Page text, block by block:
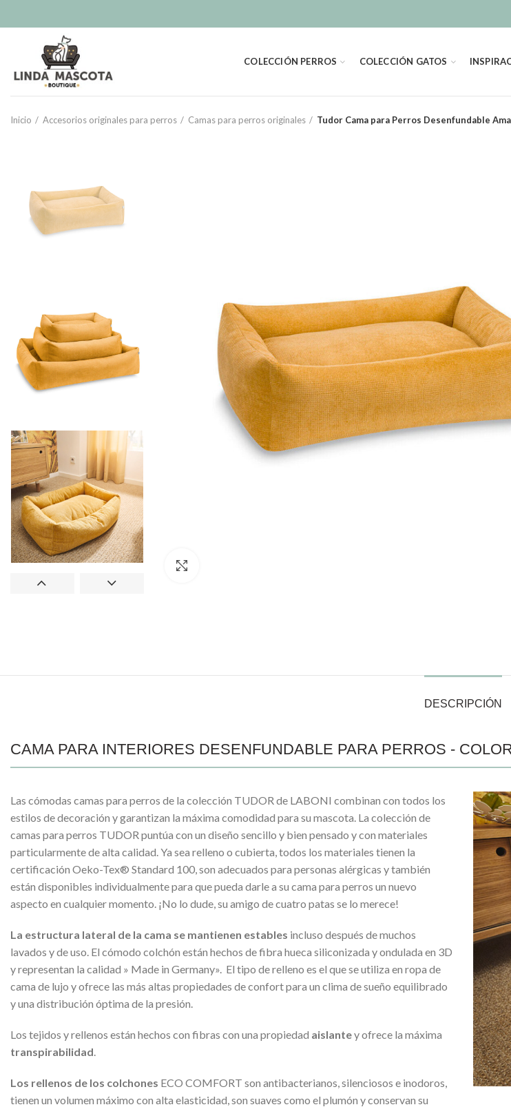
COLECCIÓN PERROS COLECCIÓN GATOS
Inicio Accesorios originales para perros Camas para perros originales Tudor Cama para Perros Desenfundable
DESCRIPCIÓN
CAMA PARA INTERIORES DESENFUNDABLE PARA PERROS -
Las cómodas camas para perros de la colección TUDOR de LABONI combinan con todos los
estilos de decoración y garantizan la máxima comodidad para su mascota. La colección de
camas para perros TUDOR puntúa con un diseño sencillo y bien pensado y con materiales
particularmente de alta calidad. Ya sea relleno o cubierta, todos los materiales tienen la
certificación Oeko-Tex® Standard 100, son adecuados para personas alérgicas y también
están disponibles individualmente para que pueda darle a su cama para perros un nuevo
aspecto en cualquier momento. ¡No lo dude, su amigo de cuatro patas se lo merece!
La estructura lateral de la cama se mantienen estables incluso después de muchos
lavados y de uso. El cómodo colchón están hechos de fibra hueca siliconizada y ondulada en 3D
y representan la calidad » Made in Germany». El tipo de relleno es el que se utiliza en ropa de
cama de lujo y ofrece las más altas propiedades de confort para un clima de sueño equilibrado
y una distribución óptima de la presión.
Los tejidos y rellenos están hechos con fibras con una propiedad aislantey ofrece la máxima
transpirabilidad.
Los rellenos de los colchones ECO COMFORT son antibacterianos, silenciosos e inodoros,
tienen un volumen máximo con alta elasticidad, son suaves como el plumón y conservan su